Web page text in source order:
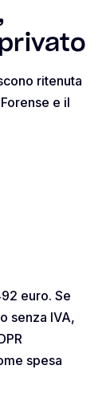
ritenuta
e il
euro. Se
senza IVA,
spesa